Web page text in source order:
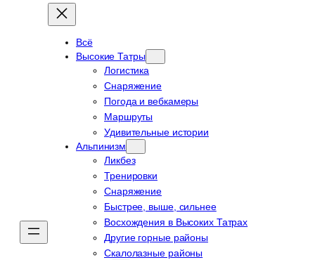
Всё
Высокие Татры
Логистика
Снаряжение
Погода и вебкамеры
Маршруты
Удивительные истории
Альпинизм
Ликбез
Тренировки
Снаряжение
Быстрее, выше, сильнее
Восхождения в Высоких Татрах
Другие горные районы
Скалолазные районы